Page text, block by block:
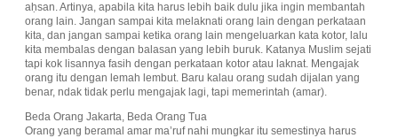
aḥsan. Artinya, apabila kita harus lebih baik dulu jika ingin membantah
orang lain. Jangan sampai kita melaknati orang lain dengan perkataan
kita, dan jangan sampai ketika orang lain mengeluarkan kata kotor, lalu
kita membalas dengan balasan yang lebih buruk. Katanya Muslim sejati
tapi kok lisannya fasih dengan perkataan kotor atau laknat. Mengajak
orang itu dengan lemah lembut. Baru kalau orang sudah dijalan yang
benar, ndak tidak perlu mengajak lagi, tapi memerintah (amar).
Beda Orang Jakarta, Beda Orang Tua
Orang yang beramal amar ma’ruf nahi mungkar itu semestinya harus